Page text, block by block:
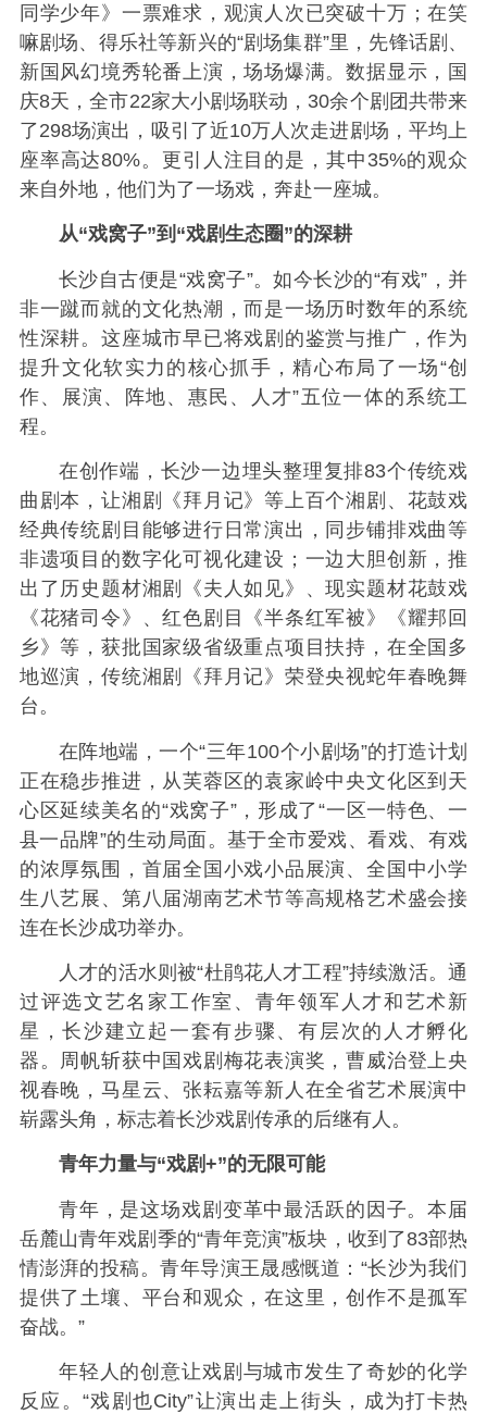
同学少年》一票难求，观演人次已突破十万；在笑
嘛剧场、得乐社等新兴的“剧场集群”里，先锋话剧、
新国风幻境秀轮番上演，场场爆满。数据显示，国
庆8天，全市22家大小剧场联动，30余个剧团共带来
了298场演出，吸引了近10万人次走进剧场，平均上
座率高达80%。更引人注目的是，其中35%的观众
来自外地，他们为了一场戏，奔赴一座城。
从“戏窝子”到“戏剧生态圈”的深耕
长沙自古便是“戏窝子”。如今长沙的“有戏”，并
非一蹴而就的文化热潮，而是一场历时数年的系统
性深耕。这座城市早已将戏剧的鉴赏与推广，作为
提升文化软实力的核心抓手，精心布局了一场“创
作、展演、阵地、惠民、人才”五位一体的系统工
程。
在创作端，长沙一边埋头整理复排83个传统戏
曲剧本，让湘剧《拜月记》等上百个湘剧、花鼓戏
经典传统剧目能够进行日常演出，同步铺排戏曲等
非遗项目的数字化可视化建设；一边大胆创新，推
出了历史题材湘剧《夫人如见》、现实题材花鼓戏
《花猪司令》、红色剧目《半条红军被》《耀邦回
乡》等，获批国家级省级重点项目扶持，在全国多
地巡演，传统湘剧《拜月记》荣登央视蛇年春晚舞
台。
在阵地端，一个“三年100个小剧场”的打造计划
正在稳步推进，从芙蓉区的袁家岭中央文化区到天
心区延续美名的“戏窝子”，形成了“一区一特色、一
县一品牌”的生动局面。基于全市爱戏、看戏、有戏
的浓厚氛围，首届全国小戏小品展演、全国中小学
生八艺展、第八届湖南艺术节等高规格艺术盛会接
连在长沙成功举办。
人才的活水则被“杜鹃花人才工程”持续激活。通
过评选文艺名家工作室、青年领军人才和艺术新
星，长沙建立起一套有步骤、有层次的人才孵化
器。周帆斩获中国戏剧梅花表演奖，曹威治登上央
视春晚，马星云、张耘嘉等新人在全省艺术展演中
崭露头角，标志着长沙戏剧传承的后继有人。
青年力量与“戏剧+”的无限可能
青年，是这场戏剧变革中最活跃的因子。本届
岳麓山青年戏剧季的“青年竞演”板块，收到了83部热
情澎湃的投稿。青年导演王晟感慨道：“长沙为我们
提供了土壤、平台和观众，在这里，创作不是孤军
奋战。”
年轻人的创意让戏剧与城市发生了奇妙的化学
反应。“戏剧也City”让演出走上街头，成为打卡热